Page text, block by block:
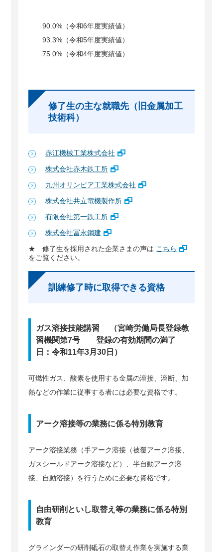
90.0%（令和6年度実績値）
93.3%（令和5年度実績値）
75.0%（令和4年度実績値）
修了生の主な就職先（旧金属加工
技術科）
赤江機械工業株式会社
株式会社赤木鉄工所
九州オリンピア工業株式会社
株式会社共立電機製作所
有限会社第一鉄工所
株式会社冨永鋼建
★ 修了生を採用された企業さまの声は こちら
をご覧ください。
訓練修了時に取得できる資格
ガス溶接技能講習 （宮崎労働局長登録教
習機関第7号 登録の有効期間の満了
日：令和11年3月30日）
可燃性ガス、酸素を使用する金属の溶接、溶断、加
熱などの作業に従事する者には必要な資格です。
アーク溶接等の業務に係る特別教育
アーク溶接業務（手アーク溶接（被覆アーク溶接、
ガスシールドアーク溶接など）、半自動アーク溶
接、自動溶接）を行うために必要な資格です。
自由研削といし取替え等の業務に係る特別
教育
グラインダーの研削砥石の取替え作業を実施する業